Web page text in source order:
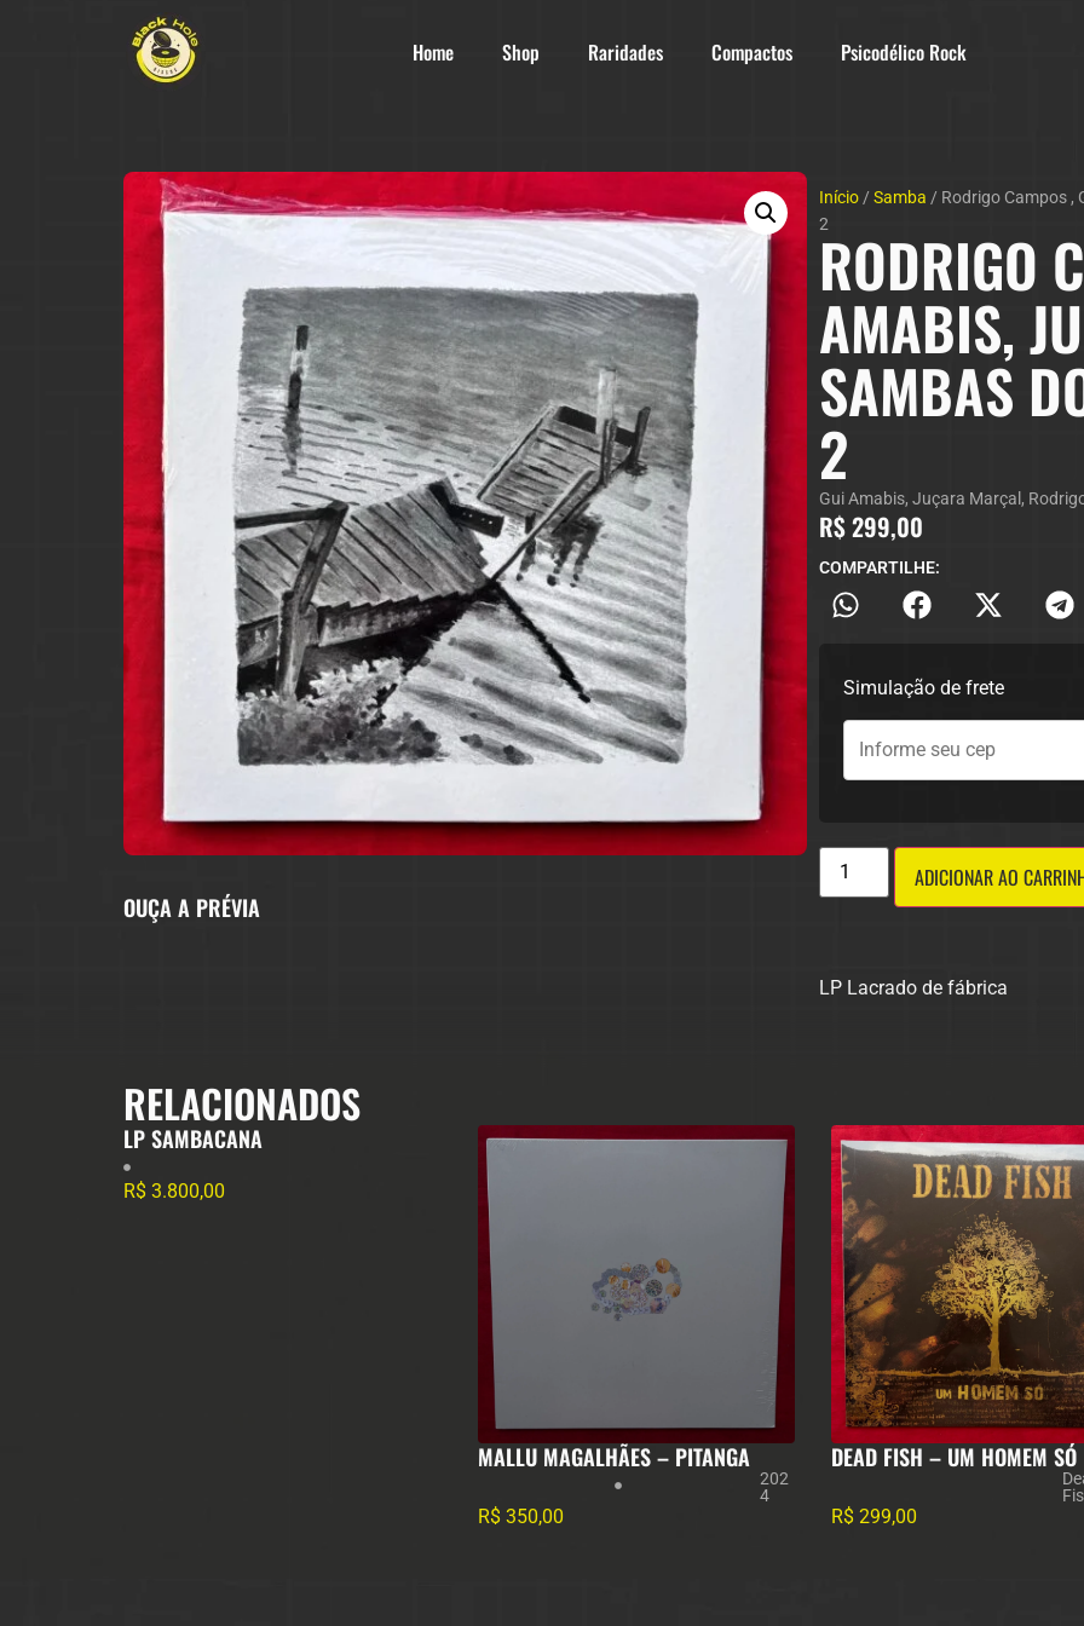
Home Shop Raridades Compactos Psicodélico Rock
OUÇA A PRÉVIA
Início/ Samba / Rodrigo Campos ,
2RODRIGO
AMABIS,
SAMBAS
2
Gui Amabis, Juçara Marçal ,
R$299,00
COMPARTILHE:
Simulação de frete
ADICIONAR AO
LP Lacrado de fábrica
RELACIONADOS
LP SAMBACANA
R$ 3.800,00
MALLU MAGALHÃES – PITANGA
202
4
R$ 350,00
DEAD FISH – UM HOMEM SÓ
R$ 299,00